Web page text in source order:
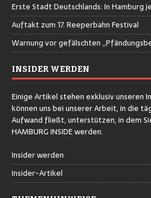
Erste Stadt Deutschlands: In Hamburg
Auftakt zum 17. Reeperbahn Festival
Warnung vor gefälschten
INSIDER WERDEN
Einige Artikel stehen exklusiv unseren
können uns bei unserer Arbeit, in die
Aufwand fließt, unterstützen, in dem
HAMBURG INSIDE werden.
Insider werden
Insider-Artikel